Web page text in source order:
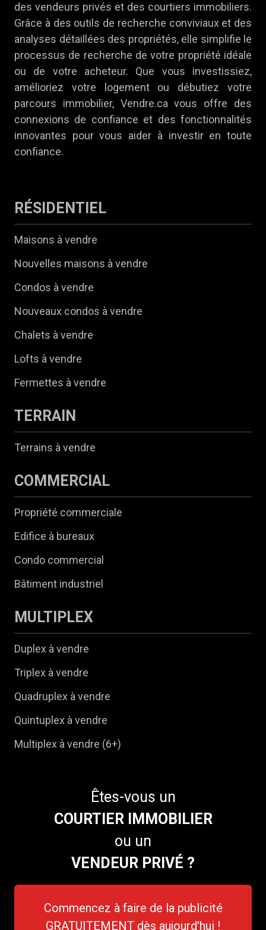
des vendeurs privés et des courtiers immobiliers.
Grâce à des outils de recherche conviviaux et des
analyses détaillées des propriétés, elle simplifie le
processus de recherche de votre propriété idéale
ou de votre acheteur. Que vous investissiez,
amélioriez votre logement ou débutiez votre
parcours immobilier, Vendre.ca vous offre des
connexions de confiance et des fonctionnalités
innovantes pour vous aider à investir en toute
confiance.
RÉSIDENTIEL
Maisons à vendre
Nouvelles maisons à vendre
Condos à vendre
Nouveaux condos à vendre
Chalets à vendre
Lofts à vendre
Fermettes à vendre
TERRAIN
Terrains à vendre
COMMERCIAL
Propriété commerciale
Edifice à bureaux
Condo commercial
Bâtiment industriel
MULTIPLEX
Duplex à vendre
Triplex à vendre
Quadruplex à vendre
Quintuplex à vendre
Multiplex à vendre (6+)
Êtes-vous un
COURTIER IMMOBILIER
ou un
VENDEUR PRIVÉ ?
Commencez à faire de la publicité
GRATUITEMENT dès aujourd'hui !